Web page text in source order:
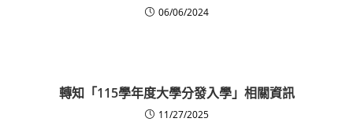
06/06/2024
轉知「115學年度大學分發入學」相關資訊
11/27/2025